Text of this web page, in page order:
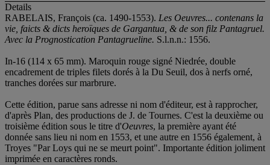
Details
RABELAIS, François (ca. 1490-1553). Les Oeuvres... contenans la
vie, faicts & dicts heroïques de Gargantua, & de son filz Pantagruel.
Avec la Prognostication Pantagrueline. S.l.n.n.: 1556.
In-16 (114 x 65 mm). Maroquin rouge signé Niedrée, double
encadrement de triples filets dorés à la Du Seuil, dos à nerfs orné,
tranches dorées sur marbrure.
Cette édition, parue sans adresse ni nom d'éditeur, est à rapprocher,
d'après Plan, des productions de J. de Tournes. C'est la deuxième ou
troisième édition sous le titre d'Oeuvres, la première ayant été
donnée sans lieu ni nom en 1553, et une autre en 1556 également, à
Troyes "Par Loys qui ne se meurt point". Importante édition joliment
imprimée en caractères ronds.